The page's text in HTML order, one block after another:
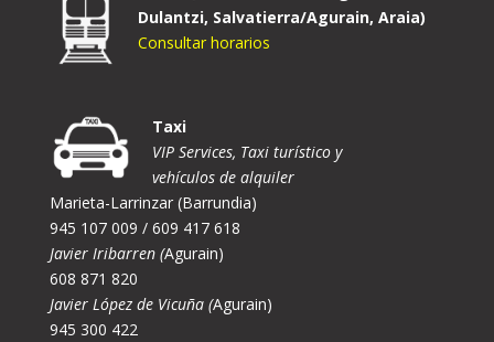
Dulantzi, Salvatierra/Agurain, Araia)
Consultar horarios
Taxi
VIP Services, Taxi turístico y
vehículos de alquiler
Marieta-Larrinzar (Barrundia)
945 107 009 / 609 417 618
Javier Iribarren (Agurain)
608 871 820
Javier López de Vicuña (Agurain)
945 300 422